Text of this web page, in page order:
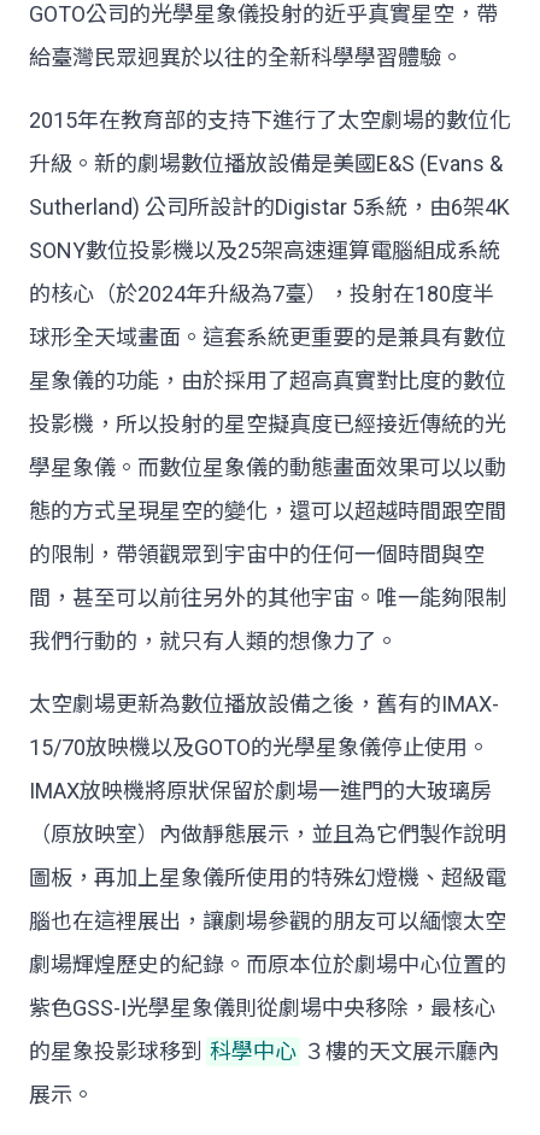
GOTO公司的光學星象儀投射的近乎真實星空，帶
給臺灣民眾迥異於以往的全新科學學習體驗。
2015年在教育部的支持下進行了太空劇場的數位化
升級。新的劇場數位播放設備是美國E&S (Evans &
Sutherland) 公司所設計的Digistar 5系統，由6架4K
SONY數位投影機以及25架高速運算電腦組成系統
的核心（於2024年升級為7臺），投射在180度半
球形全天域畫面。這套系統更重要的是兼具有數位
星象儀的功能，由於採用了超高真實對比度的數位
投影機，所以投射的星空擬真度已經接近傳統的光
學星象儀。而數位星象儀的動態畫面效果可以以動
態的方式呈現星空的變化，還可以超越時間跟空間
的限制，帶領觀眾到宇宙中的任何一個時間與空
間，甚至可以前往另外的其他宇宙。唯一能夠限制
我們行動的，就只有人類的想像力了。
太空劇場更新為數位播放設備之後，舊有的IMAX-
15/70放映機以及GOTO的光學星象儀停止使用。
IMAX放映機將原狀保留於劇場一進門的大玻璃房
（原放映室）內做靜態展示，並且為它們製作說明
圖板，再加上星象儀所使用的特殊幻燈機、超級電
腦也在這裡展出，讓劇場參觀的朋友可以緬懷太空
劇場輝煌歷史的紀錄。而原本位於劇場中心位置的
紫色GSS-I光學星象儀則從劇場中央移除，最核心
的星象投影球移到 科學中心 ３樓的天文展示廳內
展示。